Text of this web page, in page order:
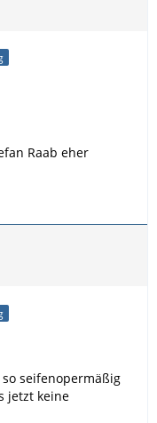
Raab eher
seifenopermäßig
jetzt keine